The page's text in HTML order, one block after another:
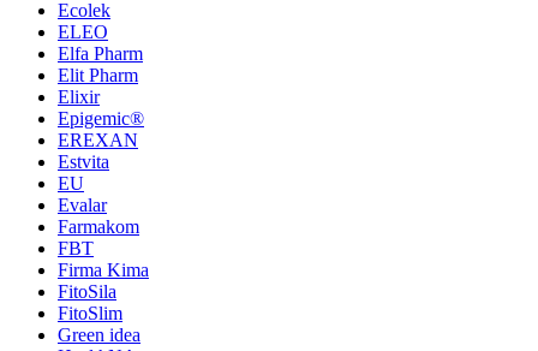
Ecolek
ELEO
Elfa Pharm
Elit Pharm
Elixir
Epigemic®
EREXAN
Estvita
EU
Evalar
Farmakom
FBT
Firma Kima
FitoSila
FitoSlim
Green idea